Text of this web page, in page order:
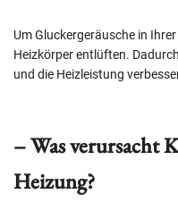
Um Gluckergeräusche in
Heizkörper entlüften.
und die Heizleistung
– Was verursacht
Heizung?